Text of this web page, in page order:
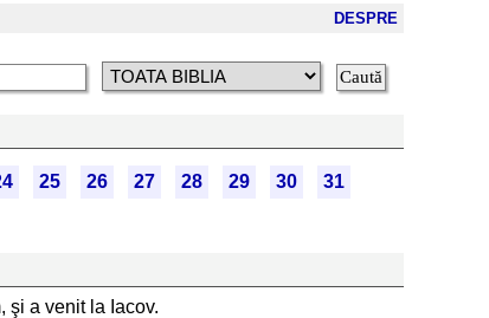
DESPRE
25 26 27 28 29 30 31
şi a venit la Iacov.